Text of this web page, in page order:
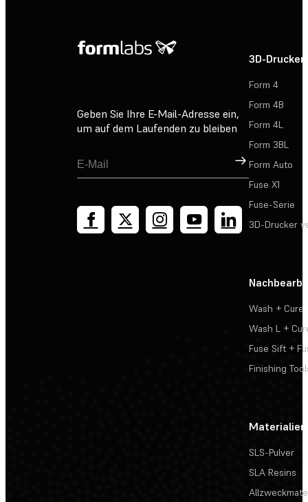
Geben Sie Ihre E-Mail-Adresse ein,
um auf dem Laufenden zu bleiben
Registrieren
3D-Drucker
Form 4
Form 4B
Form 4L
Form 3BL
Form Auto
Fuse X1
Fuse-Serie
3D-Drucker
Wash + Cure
Wash L +
Fuse Sift +
Finishing
Materialien
SLS-Pulver
SLA Resins